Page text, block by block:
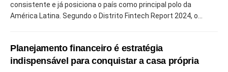
consistente e já posiciona o país como principal polo da
América Latina. Segundo o Distrito Fintech Report 2024, o...
Planejamento financeiro é estratégia
indispensável para conquistar a casa própria